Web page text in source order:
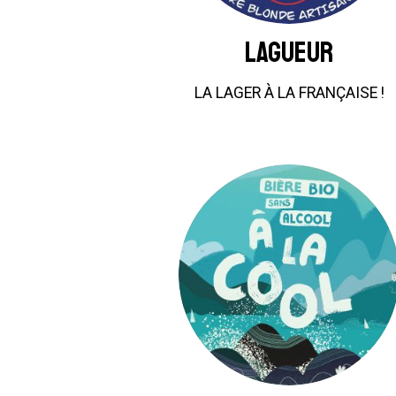
LAGUEUR
LA LAGER À LA FRANÇAISE !